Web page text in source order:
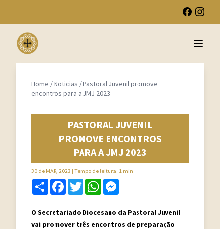
Open
Home /Noticias /Pastoral Juvenil promove
encontros para a JMJ 2023
PASTORAL JUVENIL
PROMOVE ENCONTROS
PARA A JMJ 2023
30 de MAR, 2023 | Tempo de leitura: 1 min
Share FacebookTwitterWhatsApp
O Secretariado Diocesano da Pastoral Juvenil
vai promover três encontros de preparação